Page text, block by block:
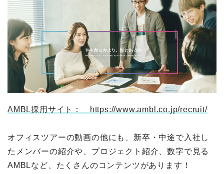
AMBL採用サイト： https://www.ambl.co.jp/recruit/
オフィスツアーの動画の他にも、新卒・中途で入社し
たメンバーの紹介や、プロジェクト紹介、数字で見る
AMBLなど、たくさんのコンテンツがあります！